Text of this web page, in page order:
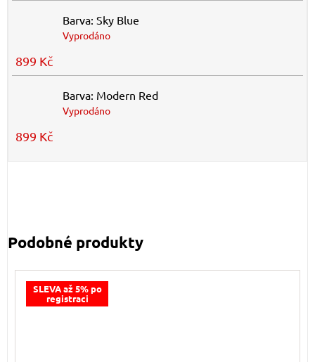
Barva: Sky Blue
Vyprodáno
899 Kč
Barva: Modern Red
Vyprodáno
899 Kč
SLEVA až 5% po
registraci